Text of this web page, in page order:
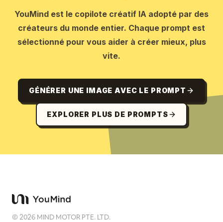
YouMind est le copilote créatif IA adopté par des
créateurs du monde entier. Chaque prompt est
sélectionné pour vous aider à créer mieux, plus
vite.
GÉNÉRER UNE IMAGE AVEC LE PROMPT
EXPLORER PLUS DE PROMPTS
©2026 MIND MOTOR PTE. LTD.